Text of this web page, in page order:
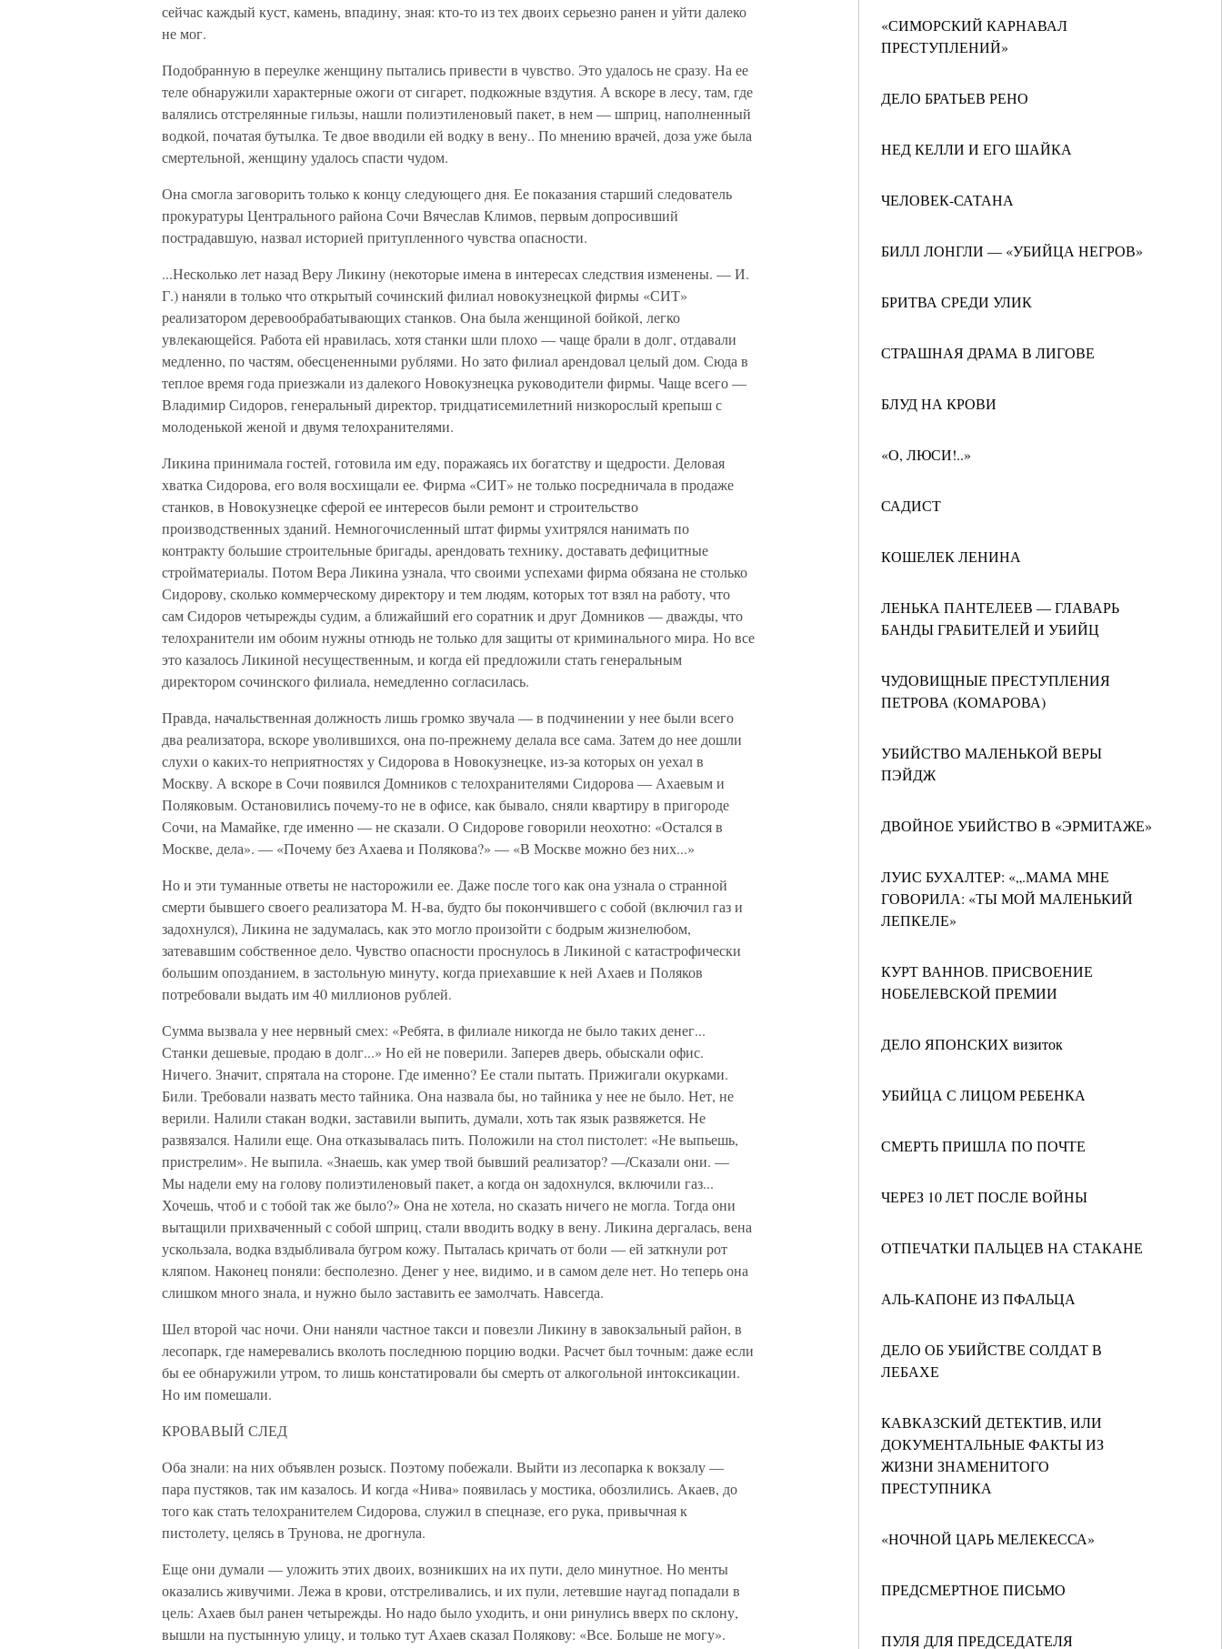
«СИМОРСКИЙ КАРНАВАЛ
ПРЕСТУПЛЕНИЙ»
ДЕЛО БРАТЬЕВ РЕНО
НЕД КЕЛЛИ И ЕГО ШАЙКА
ЧЕЛОВЕК-САТАНА
БИЛЛ ЛОНГЛИ — «УБИЙЦА НЕГРОВ»
БРИТВА СРЕДИ УЛИК
СТРАШНАЯ ДРАМА В ЛИГОВЕ
БЛУД НА КРОВИ
«О, ЛЮСИ!..»
САДИСТ
КОШЕЛЕК ЛЕНИНА
ЛЕНЬКА ПАНТЕЛЕЕВ — ГЛАВАРЬ
БАНДЫ ГРАБИТЕЛЕЙ И УБИЙЦ
ЧУДОВИЩНЫЕ ПРЕСТУПЛЕНИЯ
ПЕТРОВА (КОМАРОВА)
УБИЙСТВО МАЛЕНЬКОЙ ВЕРЫ
ПЭЙДЖ
ДВОЙНОЕ УБИЙСТВО В «ЭРМИТАЖЕ»
ЛУИС БУХАЛТЕР: «„.МАМА МНЕ
ГОВОРИЛА: «ТЫ МОЙ МАЛЕНЬКИЙ
ЛЕПКЕЛЕ»
КУРТ ВАННОВ. ПРИСВОЕНИЕ
НОБЕЛЕВСКОЙ ПРЕМИИ
ДЕЛО ЯПОНСКИХ визиток
УБИЙЦА С ЛИЦОМ РЕБЕНКА
СМЕРТЬ ПРИШЛА ПО ПОЧТЕ
ЧЕРЕЗ 10 ЛЕТ ПОСЛЕ ВОЙНЫ
ОТПЕЧАТКИ ПАЛЬЦЕВ НА СТАКАНЕ
АЛЬ-КАПОНЕ ИЗ ПФАЛЬЦА
ДЕЛО ОБ УБИЙСТВЕ СОЛДАТ В
ЛЕБАХЕ
КАВКАЗСКИЙ ДЕТЕКТИВ, ИЛИ
ДОКУМЕНТАЛЬНЫЕ ФАКТЫ ИЗ
ЖИЗНИ ЗНАМЕНИТОГО
ПРЕСТУПНИКА
«НОЧНОЙ ЦАРЬ МЕЛЕКЕССА»
ПРЕДСМЕРТНОЕ ПИСЬМО
ПУЛЯ ДЛЯ ПРЕДСЕДАТЕЛЯ
сейчас каждый куст, камень, впадину, зная: кто-то из тех двоих серьезно ранен и уйти далеко
не мог.
Подобранную в переулке женщину пытались привести в чувство. Это удалось не сразу. На ее
теле обнаружили характерные ожоги от сигарет, подкожные вздутия. А вскоре в лесу, там, где
валялись отстрелянные гильзы, нашли полиэтиленовый пакет, в нем — шприц, наполненный
водкой, початая бутылка. Те двое вводили ей водку в вену.. По мнению врачей, доза уже была
смертельной, женщину удалось спасти чудом.
Она смогла заговорить только к концу следующего дня. Ее показания старший следователь
прокуратуры Центрального района Сочи Вячеслав Климов, первым допросивший
пострадавшую, назвал историей притупленного чувства опасности.
...Несколько лет назад Веру Ликину (некоторые имена в интересах следствия изменены. — И.
Г.) наняли в только что открытый сочинский филиал новокузнецкой фирмы «СИТ»
реализатором деревообрабатывающих станков. Она была женщиной бойкой, легко
увлекающейся. Работа ей нравилась, хотя станки шли плохо — чаще брали в долг, отдавали
медленно, по частям, обесцененными рублями. Но зато филиал арендовал целый дом. Сюда в
теплое время года приезжали из далекого Новокузнецка руководители фирмы. Чаще всего —
Владимир Сидоров, генеральный директор, тридцатисемилетний низкорослый крепыш с
молоденькой женой и двумя телохранителями.
Ликина принимала гостей, готовила им еду, поражаясь их богатству и щедрости. Деловая
хватка Сидорова, его воля восхищали ее. Фирма «СИТ» не только посредничала в продаже
станков, в Новокузнецке сферой ее интересов были ремонт и строительство
производственных зданий. Немногочисленный штат фирмы ухитрялся нанимать по
контракту большие строительные бригады, арендовать технику, доставать дефицитные
стройматериалы. Потом Вера Ликина узнала, что своими успехами фирма обязана не столько
Сидорову, сколько коммерческому директору и тем людям, которых тот взял на работу, что
сам Сидоров четырежды судим, а ближайший его соратник и друг Домников — дважды, что
телохранители им обоим нужны отнюдь не только для защиты от криминального мира. Но все
это казалось Ликиной несущественным, и когда ей предложили стать генеральным
директором сочинского филиала, немедленно согласилась.
Правда, начальственная должность лишь громко звучала — в подчинении у нее были всего
два реализатора, вскоре уволившихся, она по-прежнему делала все сама. Затем до нее дошли
слухи о каких-то неприятностях у Сидорова в Новокузнецке, из-за которых он уехал в
Москву. А вскоре в Сочи появился Домников с телохранителями Сидорова — Ахаевым и
Поляковым. Остановились почему-то не в офисе, как бывало, сняли квартиру в пригороде
Сочи, на Мамайке, где именно — не сказали. О Сидорове говорили неохотно: «Остался в
Москве, дела». — «Почему без Ахаева и Полякова?» — «В Москве можно без них...»
Но и эти туманные ответы не насторожили ее. Даже после того как она узнала о странной
смерти бывшего своего реализатора М. Н-ва, будто бы покончившего с собой (включил газ и
задохнулся), Ликина не задумалась, как это могло произойти с бодрым жизнелюбом,
затевавшим собственное дело. Чувство опасности проснулось в Ликиной с катастрофически
большим опозданием, в застольную минуту, когда приехавшие к ней Ахаев и Поляков
потребовали выдать им 40 миллионов рублей.
Сумма вызвала у нее нервный смех: «Ребята, в филиале никогда не было таких денег...
Станки дешевые, продаю в долг...» Но ей не поверили. Заперев дверь, обыскали офис.
Ничего. Значит, спрятала на стороне. Где именно? Ее стали пытать. Прижигали окурками.
Били. Требовали назвать место тайника. Она назвала бы, но тайника у нее не было. Нет, не
верили. Налили стакан водки, заставили выпить, думали, хоть так язык развяжется. Не
развязался. Налили еще. Она отказывалась пить. Положили на стол пистолет: «Не выпьешь,
пристрелим». Не выпила. «Знаешь, как умер твой бывший реализатор? —/Сказали они. —
Мы надели ему на голову полиэтиленовый пакет, а когда он задохнулся, включили газ...
Хочешь, чтоб и с тобой так же было?» Она не хотела, но сказать ничего не могла. Тогда они
вытащили прихваченный с собой шприц, стали вводить водку в вену. Ликина дергалась, вена
ускользала, водка вздыбливала бугром кожу. Пыталась кричать от боли — ей заткнули рот
кляпом. Наконец поняли: бесполезно. Денег у нее, видимо, и в самом деле нет. Но теперь она
слишком много знала, и нужно было заставить ее замолчать. Навсегда.
Шел второй час ночи. Они наняли частное такси и повезли Ликину в завокзальный район, в
лесопарк, где намеревались вколоть последнюю порцию водки. Расчет был точным: даже если
бы ее обнаружили утром, то лишь констатировали бы смерть от алкогольной интоксикации.
Но им помешали.
КРОВАВЫЙ СЛЕД
Оба знали: на них объявлен розыск. Поэтому побежали. Выйти из лесопарка к вокзалу —
пара пустяков, так им казалось. И когда «Нива» появилась у мостика, обозлились. Акаев, до
того как стать телохранителем Сидорова, служил в спецназе, его рука, привычная к
пистолету, целясь в Трунова, не дрогнула.
Еще они думали — уложить этих двоих, возникших на их пути, дело минутное. Но менты
оказались живучими. Лежа в крови, отстреливались, и их пули, летевшие наугад попадали в
цель: Ахаев был ранен четырежды. Но надо было уходить, и они ринулись вверх по склону,
вышли на пустынную улицу, и только тут Ахаев сказал Полякову: «Все. Больше не могу».